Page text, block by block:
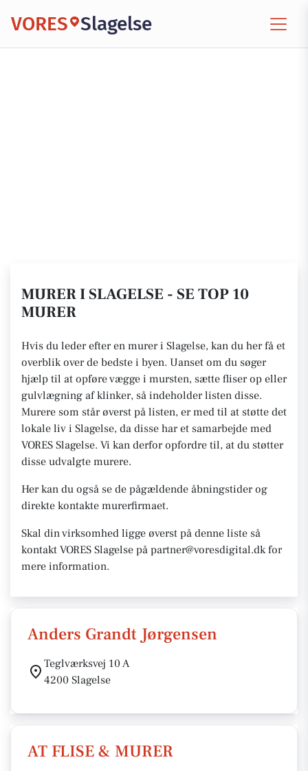
VORES Slagelse
MURER I SLAGELSE - SE TOP 10
MURER
Hvis du leder efter en murer i Slagelse, kan du her få et
overblik over de bedste i byen. Uanset om du søger
hjælp til at opføre vægge i mursten, sætte fliser op eller
gulvlægning af klinker, så indeholder listen disse.
Murere som står øverst på listen, er med til at støtte det
lokale liv i Slagelse, da disse har et samarbejde med
VORES Slagelse. Vi kan derfor opfordre til, at du støtter
disse udvalgte murere.
Her kan du også se de pågældende åbningstider og
direkte kontakte murerfirmaet.
Skal din virksomhed ligge øverst på denne liste så
kontakt VORES Slagelse på partner@voresdigital.dk for
mere information.
Anders Grandt Jørgensen
Teglværksvej 10 A
4200 Slagelse
AT FLISE & MURER